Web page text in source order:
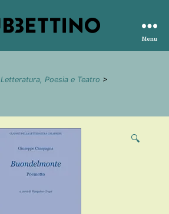
editore
Menu
Letteratura, Poesia e Teatro >
🔍